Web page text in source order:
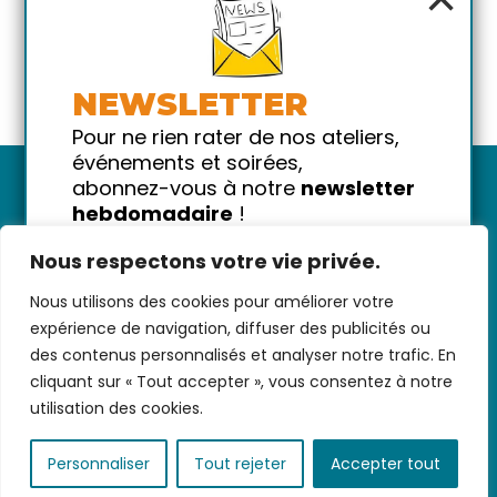
Nous respectons votre vie privée.
Nous utilisons des cookies pour améliorer votre
expérience de navigation, diffuser des publicités ou
des contenus personnalisés et analyser notre trafic. En
cliquant sur « Tout accepter », vous consentez à notre
utilisation des cookies.
Personnaliser Tout rejeter Accepter tout
Nous contacter- CGV/CGU-Données
personnelles-Infos pratiques- FAQ
NEWSLETTER
Pour ne rien rater de nos ateliers,
événements et soirées,
abonnez-vous à notre newsletter
hebdomadaire !
!
Votre email